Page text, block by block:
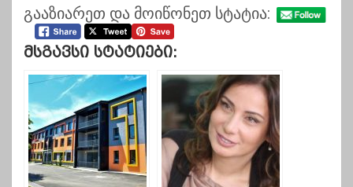
გააზიარეთ და მოიწონეთ სტატია:
Მსგავსი Სტატიები: